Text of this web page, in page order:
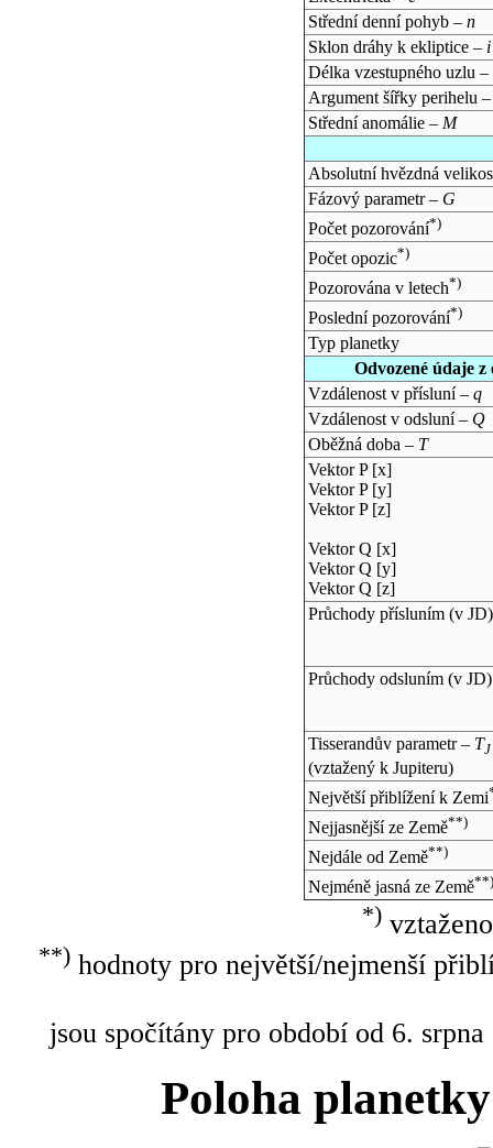
Střední denní pohyb – n
Sklon dráhy k ekliptice – i
Délka vzestupného uzlu –
Argument šířky perihelu
Střední anomálie – M
Absolutní hvězdná
Fázový parametr – G
Počet pozorování*)
Počet opozic*)
Pozorována v letech*)
Poslední pozorování*)
Typ planetky
Odvozené údaje
Vzdálenost v přísluní – q
Vzdálenost v odsluní – Q
Oběžná doba – T
Vektor P [x]
Vektor P [y]
Vektor P [z]
Vektor Q [x]
Vektor Q [y]
Vektor Q [z]
Průchody přísluním (v JD)
Průchody odsluním (v JD)
Tisserandův parametr – TJ
(vztažený k Jupiteru)
Největší přiblížení k Zemi
Nejjasnější ze Země**)
Nejdále od Země**)
Nejméně jasná ze Země**)
*)
**)hodnoty pro největší/nejmenší
jsou spočítány pro období od 6.
Poloha